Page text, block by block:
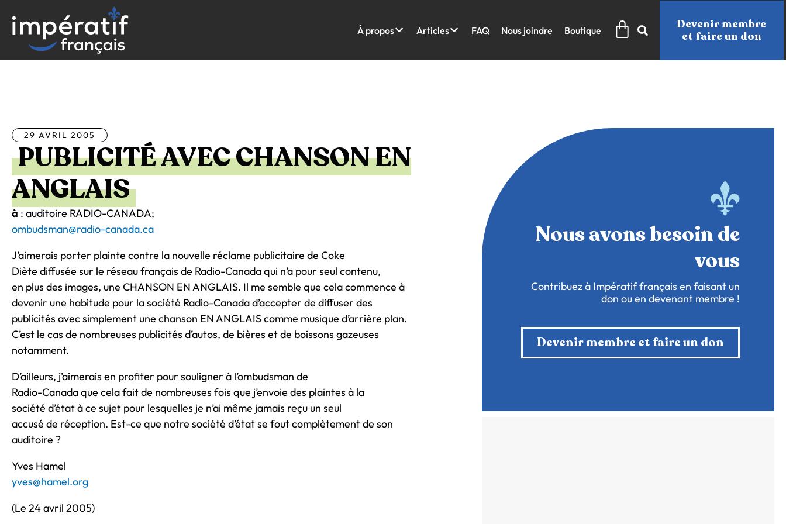
contenu
À propos Articles FAQ Nous joindre Boutique Panier
Devenir membre
et faire un don
29 AVRIL 2005
PUBLICITÉ AVEC CHANSON EN
ANGLAIS
à : auditoire RADIO-CANADA;
ombudsman@radio-canada.ca
J’aimerais porter plainte contre la nouvelle réclame publicitaire de Coke
Diète diffusée sur le réseau français de Radio-Canada qui n’a pour seul contenu,
en plus des images, une CHANSON EN ANGLAIS. Il me semble que cela commence à
devenir une habitude pour la société Radio-Canada d’accepter de diffuser des
publicités avec simplement une chanson EN ANGLAIS comme musique d’arrière plan.
C’est le cas de nombreuses publicités d’autos, de bières et de boissons gazeuses
notamment.
D’ailleurs, j’aimerais en profiter pour souligner à l’ombudsman de
Radio-Canada que cela fait de nombreuses fois que j’envoie des plaintes à la
société d’état à ce sujet pour lesquelles je n’ai même jamais reçu un seul
accusé de réception. Est-ce que notre société d’état se fout complètement de son
auditoire ?
Yves Hamel
yves@hamel.org
(Le 24 avril 2005)
Nous avons besoin de
vous
Contribuez à Impératif français en faisant un
don ou en devenant membre !
Devenir membre et faire un don